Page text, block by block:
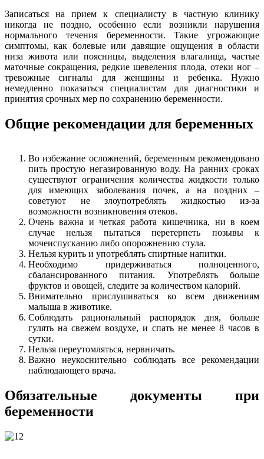
Записаться на прием к специалисту в частную клинику
никогда не поздно, особенно если возникли нарушения
нормального течения беременности. Такие угрожающие
симптомы, как болевые или давящие ощущения в области
низа живота или поясницы, выделения влагалища, частые
маточные сокращения, редкие шевеления плода, отеки ног –
тревожные сигналы для женщины и ребенка. Нужно
немедленно показаться специалистам для диагностики и
принятия срочных мер по сохранению беременности.
Общие рекомендации для беременных
Во избежание осложнений, беременным рекомендовано
пить простую негазированную воду. На ранних сроках
существуют ограничения количества жидкости только
для имеющих заболевания почек, а на поздних –
советуют не злоупотреблять жидкостью из-за
возможности возникновения отеков.
Очень важна и четкая работа кишечника, ни в коем
случае нельзя пытаться перетерпеть позывы к
мочеиспусканию либо опорожнению стула.
Нельзя курить и употреблять спиртные напитки.
Необходимо придерживаться полноценного,
сбалансированного питания. Употреблять больше
фруктов и овощей, следите за количеством калорий.
Внимательно прислушиваться ко всем движениям
малыша в животике.
Соблюдать рациональный распорядок дня, больше
гулять на свежем воздухе, и спать не менее 8 часов в
сутки.
Нельзя переутомляться, нервничать.
Важно неукоснительно соблюдать все рекомендации
наблюдающего врача.
Обязательные документы при
беременности